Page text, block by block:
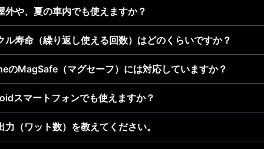
外や、夏の車内でも使えますか？
ル寿命（繰り返し使える回数）はどのくらいですか？
のMagSafe（マグセーフ）には対応していますか？
スマートフォンでも使えますか？
力（ワット数）を教えてください。